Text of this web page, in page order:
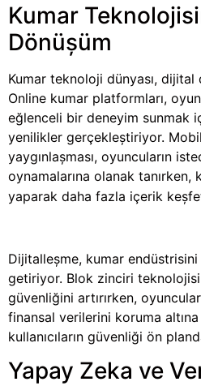
Kumar
Dönüşüm
Kumar teknoloji dünyası,
Online kumar platformları,
eğlenceli bir deneyim sunmak
yenilikler gerçekleştiriyor.
yaygınlaşması, oyuncuların
oynamalarına olanak tanırken,
yaparak daha fazla içerik
Dijitalleşme, kumar
getiriyor. Blok zinciri
güvenliğini artırırken,
finansal verilerini koruma
kullanıcıların güvenliği ön
Yapay Zeka ve